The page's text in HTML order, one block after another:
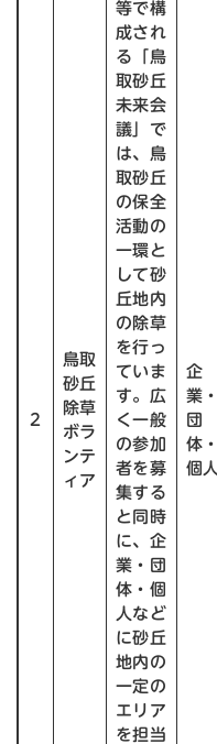
2
鳥取
砂丘
除草
ボラ
ンテ
ィア
等で構
成され
る「鳥
取砂丘
未来会
議」で
は、鳥
取砂丘
の保全
活動の
一環と
して砂
丘地内
の除草
を行っ
ていま
す。広
く一般
の参加
者を募
集する
と同時
に、企
業・団
体・個
人など
に砂丘
地内の
一定の
エリア
を担当
企
業・
団
体・
個人